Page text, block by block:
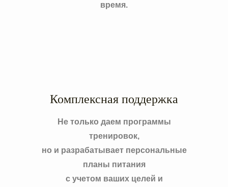
время.
Комплексная поддержка
Не только даем программы
тренировок,
но и разрабатывает персональные
планы питания
с учетом ваших целей и